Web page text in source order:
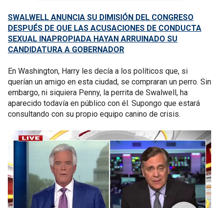
SWALWELL ANUNCIA SU DIMISIÓN DEL CONGRESO
DESPUÉS DE QUE LAS ACUSACIONES DE CONDUCTA
SEXUAL INAPROPIADA HAYAN ARRUINADO SU
CANDIDATURA A GOBERNADOR
En Washington, Harry les decía a los políticos que, si
querían un amigo en esta ciudad, se compraran un perro. Sin
embargo, ni siquiera Penny, la perrita de Swalwell, ha
aparecido todavía en público con él. Supongo que estará
consultando con su propio equipo canino de crisis.